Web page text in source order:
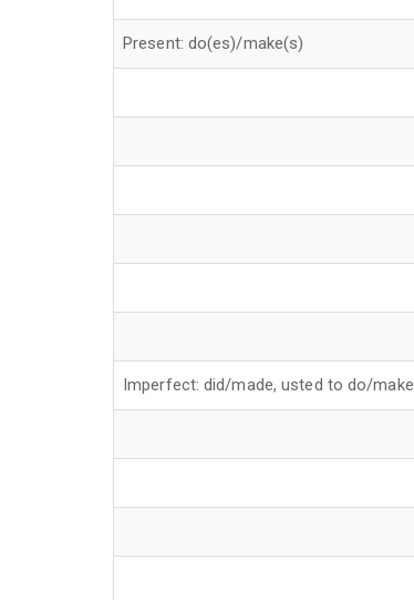
Present: do(es)/make(s)
Imperfect: did/made, usted to do/make